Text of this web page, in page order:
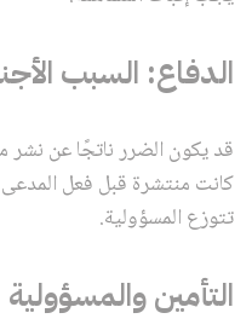
الدفاع: السبب
قد يكون الضرر ناتجًا عن
كانت منتشرة قبل فعل
تتوزع المسؤولية.
التأمين والمسؤولية